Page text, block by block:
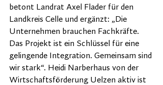
betont Landrat Axel Flader für den
Landkreis Celle und ergänzt: „Die
Unternehmen brauchen Fachkräfte.
Das Projekt ist ein Schlüssel für eine
gelingende Integration. Gemeinsam sind
wir stark“. Heidi Narberhaus von der
Wirtschaftsförderung Uelzen aktiv ist